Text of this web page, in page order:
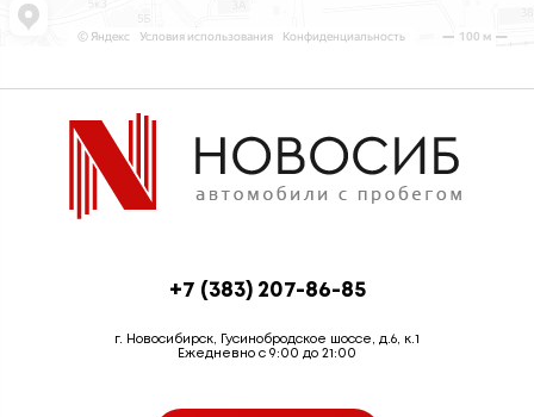
+7 (383) 207-86-85
г. Новосибирск, Гусинобродское шоссе, д.6, к.1
Ежедневно с 9:00 до 21:00